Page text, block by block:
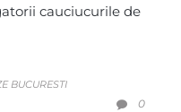
cauciucurile de
BUCURESTI
 0